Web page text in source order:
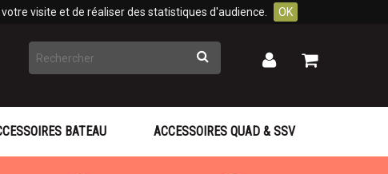
visite et de réaliser des statistiques d'audience. OK
Rechercher Mon
Mon
BATEAU ACCESSOIRES QUAD & SSV